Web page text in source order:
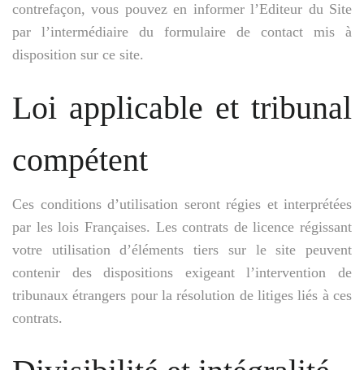
contrefaçon, vous pouvez en informer l’Editeur du Site
par l’intermédiaire du formulaire de contact mis à
disposition sur ce site.
Loi applicable et tribunal
compétent
Ces conditions d’utilisation seront régies et interprétées
par les lois Françaises. Les contrats de licence régissant
votre utilisation d’éléments tiers sur le site peuvent
contenir des dispositions exigeant l’intervention de
tribunaux étrangers pour la résolution de litiges liés à ces
contrats.